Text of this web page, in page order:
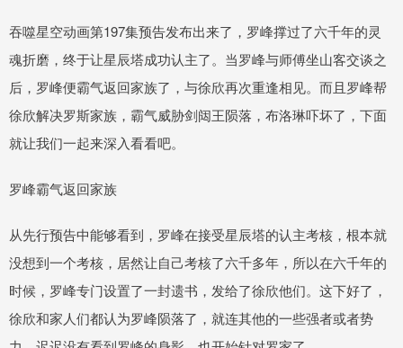
吞噬星空动画第197集预告发布出来了，罗峰撑过了六千年的灵
魂折磨，终于让星辰塔成功认主了。当罗峰与师傅坐山客交谈之
后，罗峰便霸气返回家族了，与徐欣再次重逢相见。而且罗峰帮
徐欣解决罗斯家族，霸气威胁剑闼王陨落，布洛琳吓坏了，下面
就让我们一起来深入看看吧。
罗峰霸气返回家族
从先行预告中能够看到，罗峰在接受星辰塔的认主考核，根本就
没想到一个考核，居然让自己考核了六千多年，所以在六千年的
时候，罗峰专门设置了一封遗书，发给了徐欣他们。这下好了，
徐欣和家人们都认为罗峰陨落了，就连其他的一些强者或者势